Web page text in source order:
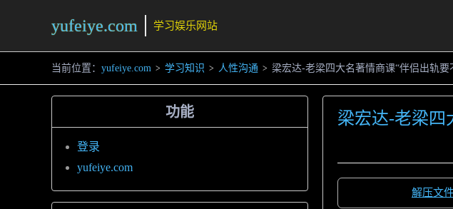
yufeiye.com 学习娱乐网站
当前位置： yufeiye.com > 学习知识 > 人性沟通 > 梁宏达-老梁四大名著情商课“伴侣出轨要
梁宏达-老梁四
解压文
功能
登录
yufeiye.com